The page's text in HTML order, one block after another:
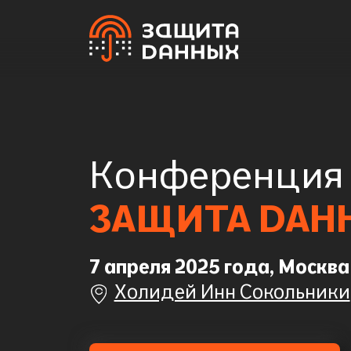
Конференция
ЗАЩИТА
7 апреля 2025 года, Москва
Холидей Инн Сокольники